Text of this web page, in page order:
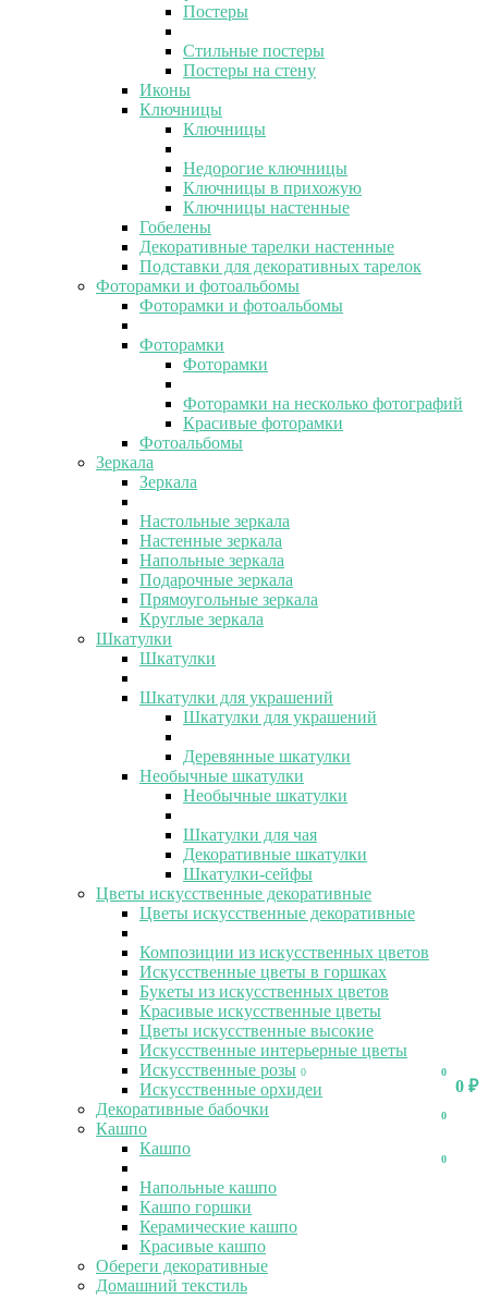
0
0 ₽
0
0
0
Постеры
Стильные постеры
Постеры на стену
Иконы
Ключницы
Ключницы
Недорогие ключницы
Ключницы в прихожую
Ключницы настенные
Гобелены
Декоративные тарелки настенные
Подставки для декоративных тарелок
Фоторамки и фотоальбомы
Фоторамки и фотоальбомы
Фоторамки
Фоторамки
Фоторамки на несколько фотографий
Красивые фоторамки
Фотоальбомы
Зеркала
Зеркала
Настольные зеркала
Настенные зеркала
Напольные зеркала
Подарочные зеркала
Прямоугольные зеркала
Круглые зеркала
Шкатулки
Шкатулки
Шкатулки для украшений
Шкатулки для украшений
Деревянные шкатулки
Необычные шкатулки
Необычные шкатулки
Шкатулки для чая
Декоративные шкатулки
Шкатулки-сейфы
Цветы искусственные декоративные
Цветы искусственные декоративные
Композиции из искусственных цветов
Искусственные цветы в горшках
Букеты из искусственных цветов
Красивые искусственные цветы
Цветы искусственные высокие
Искусственные интерьерные цветы
Искусственные розы
Искусственные орхидеи
Декоративные бабочки
Кашпо
Кашпо
Напольные кашпо
Кашпо горшки
Керамические кашпо
Красивые кашпо
Обереги декоративные
Домашний текстиль